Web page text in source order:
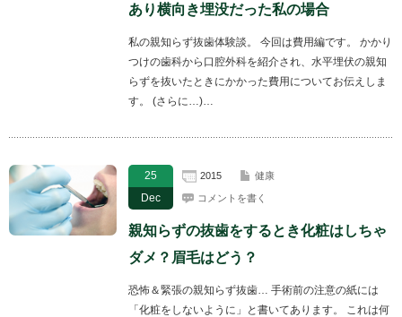
あり横向き埋没だった私の場合
私の親知らず抜歯体験談。 今回は費用編です。 かかり
つけの歯科から口腔外科を紹介され、水平埋伏の親知
らずを抜いたときにかかった費用についてお伝えしま
す。 (さらに…)…
25
Dec
2015 健康
コメントを書く
親知らずの抜歯をするとき化粧はしちゃ
ダメ？眉毛はどう？
恐怖＆緊張の親知らず抜歯… 手術前の注意の紙には
「化粧をしないように」と書いてあります。 これは何